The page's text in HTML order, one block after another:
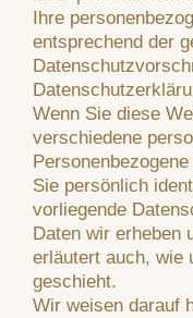
Ihre
entsprechend der
Wenn Sie diese
verschiedene
Sie persönlich
vorliegende
Daten wir erheben
erläutert auch, wie
geschieht.
Wir weisen darauf